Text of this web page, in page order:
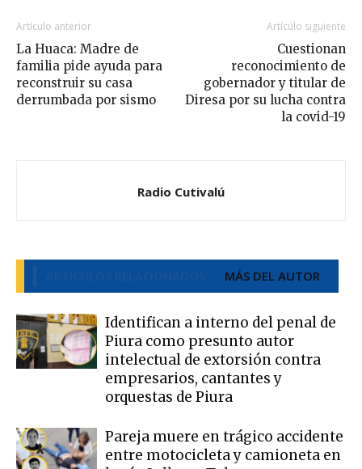
Artículo anterior
La Huaca: Madre de
familia pide ayuda para
reconstruir su casa
derrumbada por sismo
Artículo siguiente
Cuestionan
reconocimiento de
gobernador y titular de
Diresa por su lucha contra
la covid-19
Radio Cutivalú
ARTÍCULOS RELACIONADOS MÁS DEL AUTOR
Identifican a interno del penal de
Piura como presunto autor
intelectual de extorsión contra
empresarios, cantantes y
orquestas de Piura
Pareja muere en trágico accidente
entre motocicleta y camioneta en